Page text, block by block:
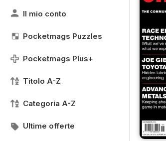
Il mio conto
Pocketmags Puzzles
Pocketmags Plus+
Titolo A-Z
Categoria A-Z
Ultime offerte